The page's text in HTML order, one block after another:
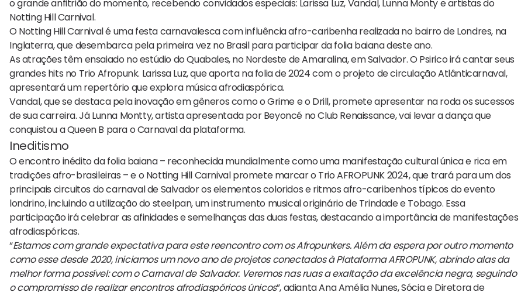
o grande anfitrião do momento, recebendo convidados especiais: Larissa Luz, Vandal, Lunna Monty e artistas do
Notting Hill Carnival.
O Notting Hill Carnival é uma festa carnavalesca com influência afro-caribenha realizada no bairro de Londres, na
Inglaterra, que desembarca pela primeira vez no Brasil para participar da folia baiana deste ano.
As atrações têm ensaiado no estúdio do Quabales, no Nordeste de Amaralina, em Salvador. O Psirico irá cantar seus
grandes hits no Trio Afropunk. Larissa Luz, que aporta na folia de 2024 com o projeto de circulação Atlânticarnaval,
apresentará um repertório que explora música afrodiaspórica.
Vandal, que se destaca pela inovação em gêneros como o Grime e o Drill, promete apresentar na roda os sucessos
de sua carreira. Já Lunna Montty, artista apresentada por Beyoncé no Club Renaissance, vai levar a dança que
conquistou a Queen B para o Carnaval da plataforma.
Ineditismo
O encontro inédito da folia baiana – reconhecida mundialmente como uma manifestação cultural única e rica em
tradições afro-brasileiras – e o Notting Hill Carnival promete marcar o Trio AFROPUNK 2024, que trará para um dos
principais circuitos do carnaval de Salvador os elementos coloridos e ritmos afro-caribenhos típicos do evento
londrino, incluindo a utilização do steelpan, um instrumento musical originário de Trindade e Tobago. Essa
participação irá celebrar as afinidades e semelhanças das duas festas, destacando a importância de manifestações
afrodiaspóricas.
“Estamos com grande expectativa para este reencontro com os Afropunkers. Além da espera por outro momento
como esse desde 2020, iniciamos um novo ano de projetos conectados à Plataforma AFROPUNK, abrindo alas da
melhor forma possível: com o Carnaval de Salvador. Veremos nas ruas a exaltação da excelência negra, seguindo
o compromisso de realizar encontros afrodiaspóricos únicos”, adianta Ana Amélia Nunes, Sócia e Diretora de